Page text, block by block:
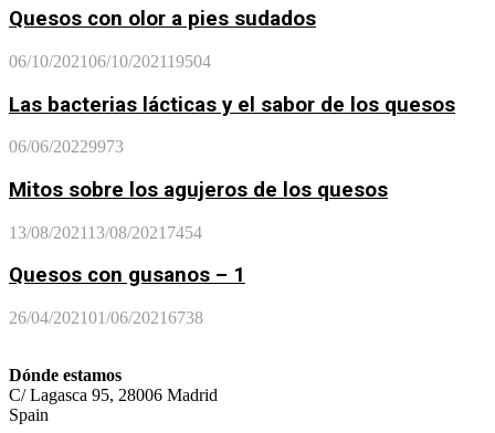
Quesos con olor a pies sudados
06/10/202106/10/202119504
Las bacterias lácticas y el sabor de los quesos
06/06/20229973
Mitos sobre los agujeros de los quesos
13/08/202113/08/2021 7454
Quesos con gusanos – 1
26/04/202101/06/20216738
Dónde estamos
C/ Lagasca 95, 28006 Madrid
Spain